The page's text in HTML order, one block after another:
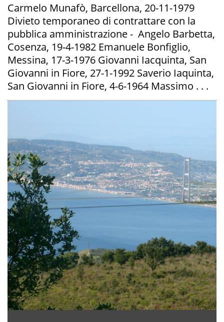
Carmelo Munafò, Barcellona, 20-11-1979
Divieto temporaneo di contrattare con la
pubblica amministrazione - Angelo Barbetta,
Cosenza, 19-4-1982 Emanuele Bonfiglio,
Messina, 17-3-1976 Giovanni Iacquinta, San
Giovanni in Fiore, 27-1-1992 Saverio Iaquinta,
San Giovanni in Fiore, 4-6-1964 Massimo . . .